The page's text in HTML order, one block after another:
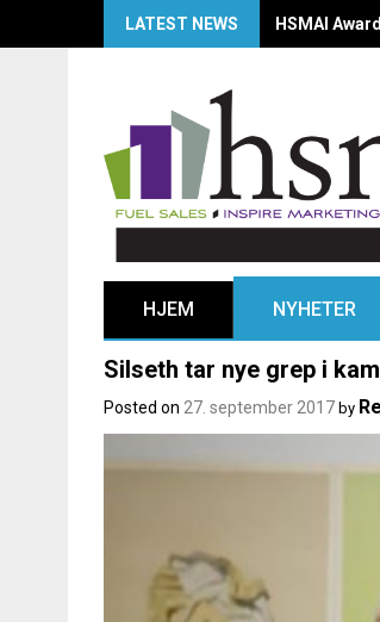
LATEST NEWS HSMAI
HJEM NYHETER
Silseth tar nye grep i
Posted on 27. september 2017 by